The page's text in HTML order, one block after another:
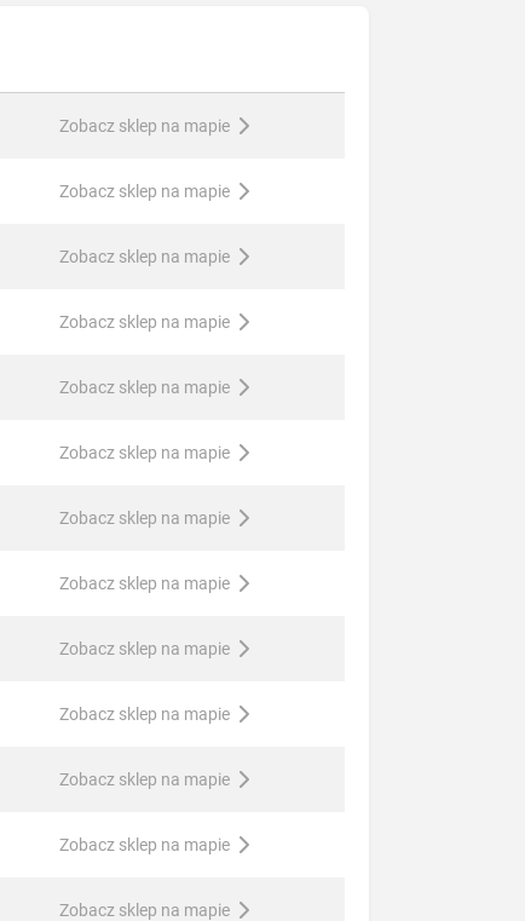
Zobacz sklep na mapie
Zobacz sklep na mapie
Zobacz sklep na mapie
Zobacz sklep na mapie
Zobacz sklep na mapie
Zobacz sklep na mapie
Zobacz sklep na mapie
Zobacz sklep na mapie
Zobacz sklep na mapie
Zobacz sklep na mapie
Zobacz sklep na mapie
Zobacz sklep na mapie
Zobacz sklep na mapie